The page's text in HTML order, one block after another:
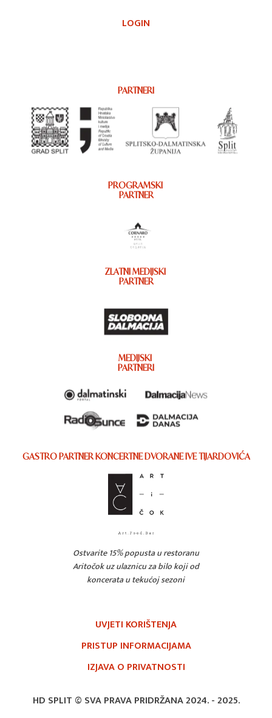
LOGIN
PARTNERI
PROGRAMSKI
PARTNER
ZLATNI MEDIJSKI
PARTNER
MEDIJSKI
PARTNERI
GASTRO PARTNER KONCERTNE DVORANE IVE TIJARDOVIĆA
Ostvarite 15% popusta u restoranu
Aritočok uz ulaznicu za bilo koji od
koncerata u tekućoj sezoni
HD SPLIT © SVA PRAVA PRIDRŽANA 2024. -2025.
UVJETI KORIŠTENJA
PRISTUP INFORMACIJAMA
IZJAVA O PRIVATNOSTI